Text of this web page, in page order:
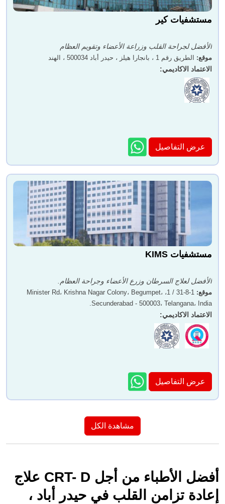
مستشفيات كير
الأفضل لجراحة القلب وزراعة الأعضاء وتقويم العظام
موقع: الطريق رقم 1 ، بانجارا هيلز ، حيدر أباد 500034 ، الهند
الاعتماد الاكاديمي:
عرض التفاصيل
مستشفيات KIMS
الأفضل لعلاج السرطان وزرع الأعضاء وجراحة العظام.
موقع:
1-8-31 / 1، Minister Rd، Krishna Nagar Colony، Begumpet،
Secunderabad - 500003، Telangana، India.
الاعتماد الاكاديمي:
عرض التفاصيل
مشاهدة الكل
أفضل الأطباء من أجل CRT- D علاج
إعادة تزامن القلب في حيدر أباد ،